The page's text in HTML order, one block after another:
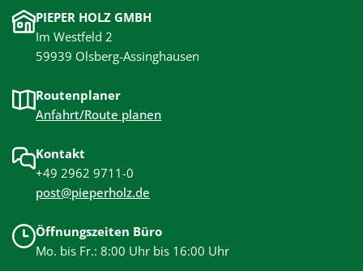
PIEPER HOLZ GMBH
Im Westfeld 2
59939 Olsberg-Assinghausen
Routenplaner
Anfahrt/Route planen
Kontakt
+49 2962 9711-0
post@pieperholz.de
Öffnungszeiten Büro
Mo. bis Fr.: 8:00 Uhr bis 16:00 Uhr